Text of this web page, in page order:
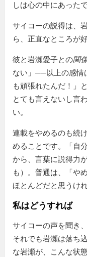
しは心の中にあった
サイコーの説得は、
ら、正直なところが
彼と岩瀬愛子との関
ない
──以上の感情
も頑張れたんだ！」
とても言えないし言
い。
連載をやめるのも続
めることです。「自
から、言葉に説得力
も）。普通は、「や
ほとんどだと思うけ
私はどうすれば
サイコーの声を聞き
それでも岩瀬は落ち
な岩瀬が、こんな状